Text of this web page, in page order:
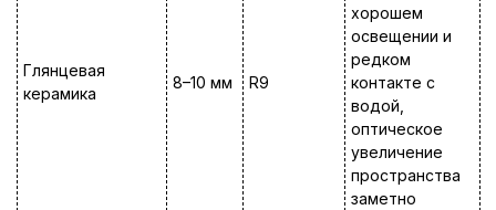
Глянцевая
керамика
8–10 мм R9
хорошем
освещении и
редком
контакте с
водой,
оптическое
увеличение
пространства
заметно